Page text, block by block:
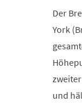
Der
York
und